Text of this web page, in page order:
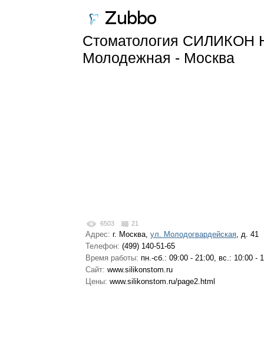
Стоматология
Молодежная - Москва
6503 21
Адрес: г. Москва, ул. Молодогвардейская, д. 41
Телефон: (499) 140-51-65
Время работы: пн.-сб.: 09:00 - 21:00, вс.: 10:00 -
Сайт: www.silikonstom.ru
Цены: www.silikonstom.ru/page2.html